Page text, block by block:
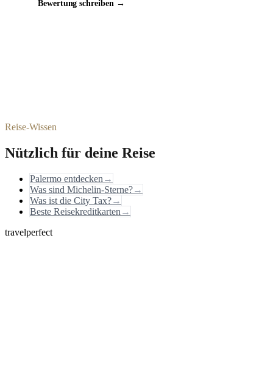
Bewertung schreiben →
Reise-Wissen
Nützlich für deine Reise
Palermo entdecken →
Was sind Michelin-Sterne?→
Was ist die City Tax?→
Beste Reisekreditkarten →
travelperfect